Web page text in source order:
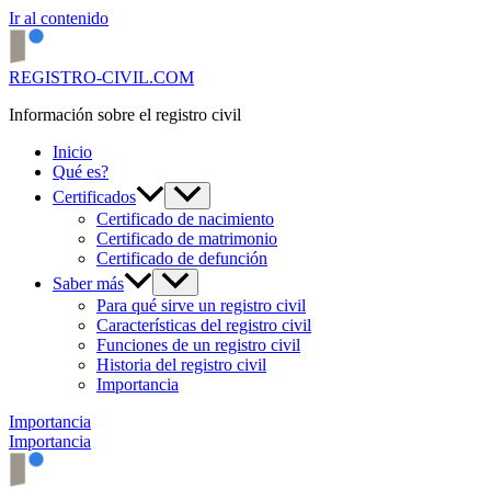
Ir al contenido
REGISTRO-CIVIL.COM
Información sobre el registro civil
Inicio
Qué es?
Certificados
Certificado de nacimiento
Certificado de matrimonio
Certificado de defunción
Saber más
Para qué sirve un registro civil
Características del registro civil
Funciones de un registro civil
Historia del registro civil
Importancia
Importancia
Importancia